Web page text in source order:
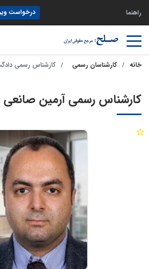
راهنما درخواست
خانه کارشناسان رسمی کارشناس رسمی
کارشناس رسمی آرمین صانعی